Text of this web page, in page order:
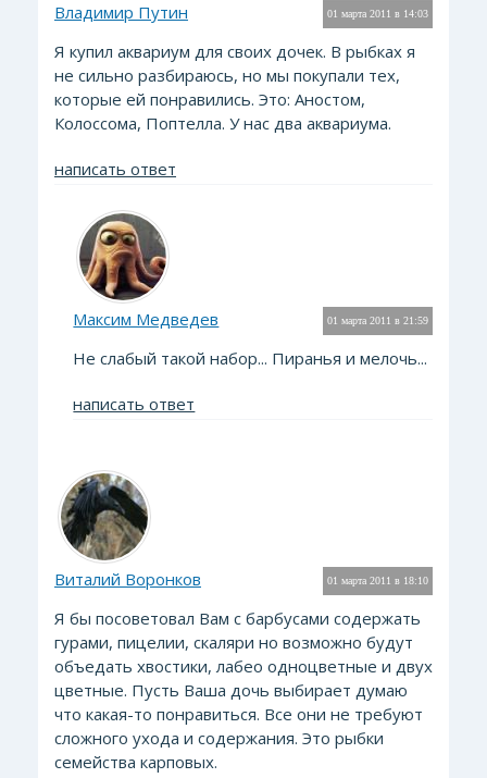
01 марта 2011 в 14:03
Владимир Путин
Я купил аквариум для своих дочек. В рыбках я
не сильно разбираюсь, но мы покупали тех,
которые ей понравились. Это: Аностом,
Колоссома, Поптелла. У нас два аквариума.
написать ответ
01 марта 2011 в 21:59
Максим Медведев
Не слабый такой набор... Пиранья и мелочь...
написать ответ
01 марта 2011 в 18:10
Виталий Воронков
Я бы посоветовал Вам с барбусами содержать
гурами, пицелии, скаляри но возможно будут
объедать хвостики, лабео одноцветные и двух
цветные. Пусть Ваша дочь выбирает думаю
что какая-то понравиться. Все они не требуют
сложного ухода и содержания. Это рыбки
семейства карповых.